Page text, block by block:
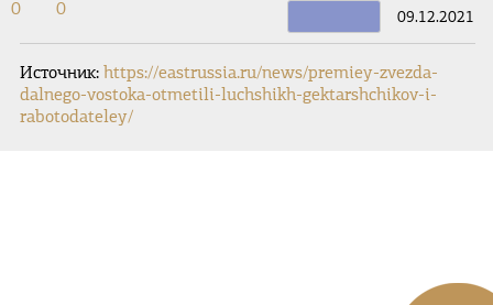
09.12.2021
0 0
Источник: https://eastrussia.ru/news/premiey-zvezda-
dalnego-vostoka-otmetili-luchshikh-gektarshchikov-i-
rabotodateley/